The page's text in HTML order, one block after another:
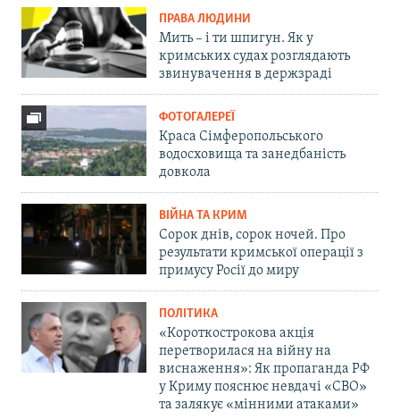
ПРАВА ЛЮДИНИ
Мить – і ти шпигун. Як у
кримських судах розглядають
звинувачення в держзраді
ФОТОГАЛЕРЕЇ
Краса Сімферопольського
водосховища та занедбаність
довкола
ВІЙНА ТА КРИМ
Сорок днів, сорок ночей. Про
результати кримської операції з
примусу Росії до миру
ПОЛІТИКА
«Короткострокова акція
перетворилася на війну на
виснаження»: Як пропаганда РФ
у Криму пояснює невдачі «СВО»
та залякує «мінними атаками»